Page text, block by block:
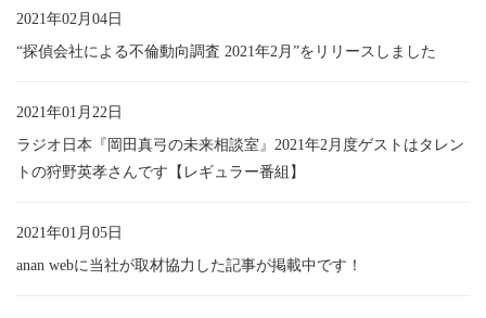
2021年02月04日
“探偵会社による不倫動向調査 2021年2月”をリリースしました
2021年01月22日
ラジオ日本『岡田真弓の未来相談室』2021年2月度ゲストはタレン
トの狩野英孝さんです【レギュラー番組】
2021年01月05日
anan webに当社が取材協力した記事が掲載中です！